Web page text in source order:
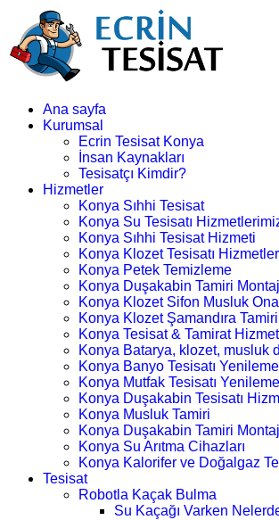
Ana sayfa
Kurumsal
Ecrin Tesisat Konya
İnsan Kaynakları
Tesisatçı Kimdir?
Hizmetler
Konya Sıhhi Tesisat
Konya Su Tesisatı
Konya Sıhhi Tesisat Hizmeti
Konya Klozet Tesisatı
Konya Petek Temizleme
Konya Duşakabin Tamiri
Konya Klozet Sifon Musluk
Konya Klozet Şamandıra Tamiri
Konya Tesisat & Tamirat
Konya Batarya, klozet, musluk
Konya Banyo Tesisatı Yenileme
Konya Mutfak Tesisatı Yenileme
Konya Duşakabin Tesisatı
Konya Musluk Tamiri
Konya Duşakabin Tamiri
Konya Su Arıtma Cihazları
Konya Kalorifer ve Doğalgaz
Tesisat
Robotla Kaçak Bulma
Su Kaçağı Varken